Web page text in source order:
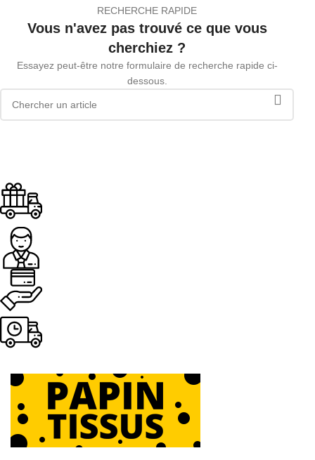
RECHERCHE RAPIDE
Vous n'avez pas trouvé ce que vous
cherchiez ?
Essayez peut-être notre formulaire de recherche rapide ci-
dessous.